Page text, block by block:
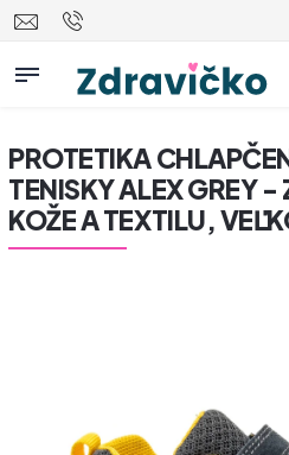
PROTETIKA
TENISKY ALEX GREY -
KOŽE A TEXTILU,